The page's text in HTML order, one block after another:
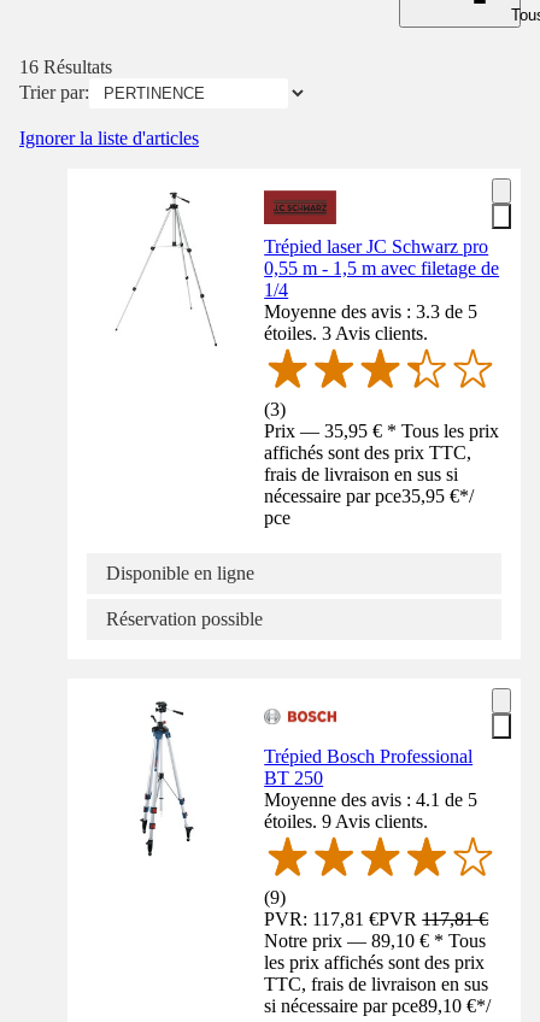
16 Résultats
Trier par:
Ignorer la liste d'articles
Trépied laser JC Schwarz pro
0,55 m - 1,5 m avec filetage de
1/4
Moyenne des avis : 3.3 de 5
étoiles. 3 Avis clients.
(3)
Prix — 35,95 € * Tous les prix
affichés sont des prix TTC,
frais de livraison en sus si
nécessaire par pce35,95 €*/
pce
Disponible en ligne
Réservation possible
Trépied Bosch Professional
BT 250
Moyenne des avis : 4.1 de 5
étoiles. 9 Avis clients.
(9)
PVR: 117,81 €PVR117,81 €
Notre prix — 89,10 € * Tous
les prix affichés sont des prix
TTC, frais de livraison en sus
si nécessaire par pce89,10 €*/